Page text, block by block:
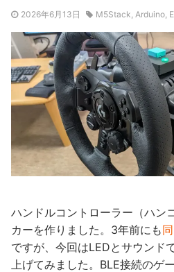
2026年6月13日 M5Stack, Arduino,
ハンドルコントローラー（ハン
カーを作りました。3年前にも
ですが、今回はLEDとサウンド
上げてみました。BLE接続のゲ